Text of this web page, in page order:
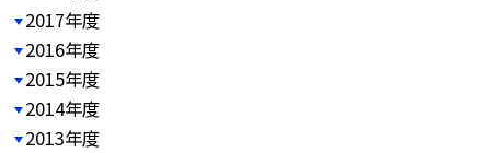
2017年度
2016年度
2015年度
2014年度
2013年度